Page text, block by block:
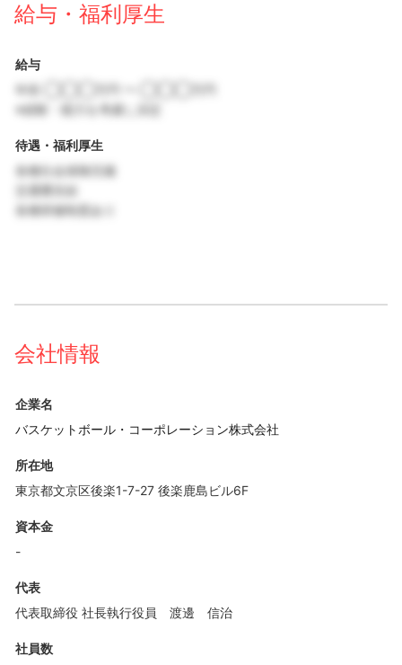
給与・福利厚生
給与
※経験・能力を考慮し決定
待遇・福利厚生
各種社会保険完備
交通費支給
各種研修制度あり
会社情報
企業名
バスケットボール・コーポレーション株式会社
所在地
東京都文京区後楽1-7-27 後楽鹿島ビル6F
資本金
-
代表
代表取締役 社長執行役員 渡邊 信治
社員数